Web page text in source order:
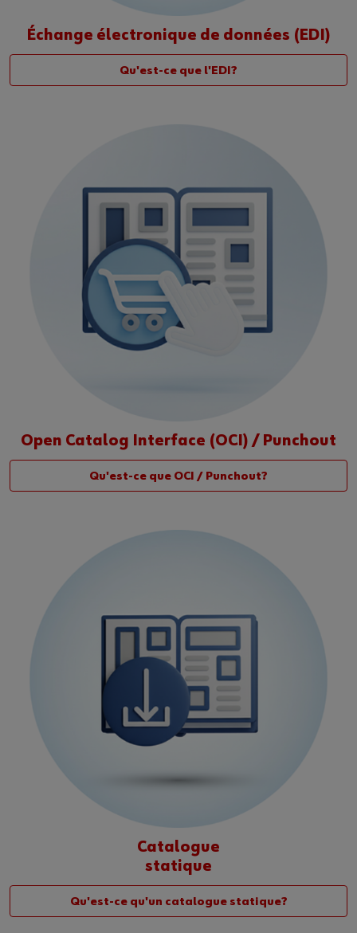
Échange électronique de données (EDI)
Qu'est-ce que l'EDI?
Open Catalog Interface (OCI) / Punchout
Qu'est-ce que OCI / Punchout?
Catalogue
statique
Qu'est-ce qu'un catalogue statique?